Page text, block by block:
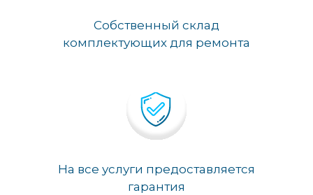
Собственный склад
комплектующих для ремонта
На все услуги предоставляется
гарантия